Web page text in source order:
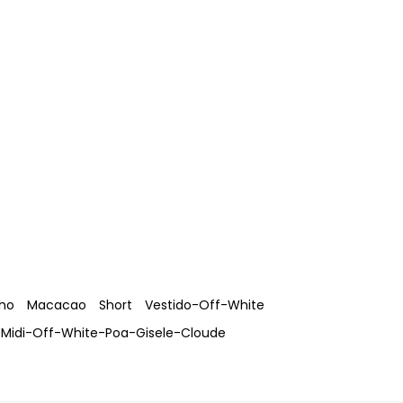
Macacao Short
Vestido-Off-White
Off-White-Poa-Gisele-Cloude